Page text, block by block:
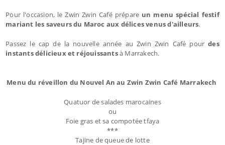
Pour l'occasion, le Zwin Zwin Café prépare un menu spécial festif
mariant les saveurs du Maroc aux délices venus d'ailleurs.
Passez le cap de la nouvelle année au Zwin Zwin Café pourdes
instants délicieux et réjouissantsà Marrakech.
Menu du réveillon du Nouvel An au Zwin Zwin Café Marrakech
Quatuor de salades marocaines
ou
Foie gras et sa compotée tfaya
***
Tajine de queue de lotte